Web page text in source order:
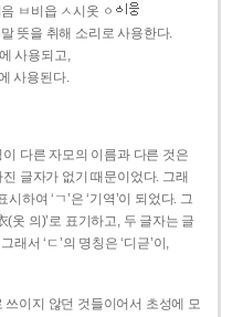
ㅂ비읍 ㅅ시옷 ㆁ
뜻을 취해 소리로 사용한다.
사용되고,
사용된다.
이 다른 자모의 이름과 다른 것은
진 글자가 없기 때문이었다. 그래
시하여 ‘ㄱ’은 ‘기역’이 되었다. 그
(옷 의)’로 표기하고, 두 글자는 글
서 ‘ㄷ’의 명칭은 ‘디귿’이,
쓰이지 않던 것들이어서 초성에 모